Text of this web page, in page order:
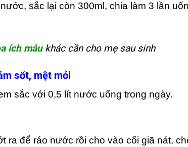
sắc lại còn 300ml, chia làm 3 lần
ích mẫukhác cần cho mẹ sau sinh
sốt, mệt mỏi
sắc với 0,5 lít nước uống trong ngày.
ra để ráo nước rồi cho vào cối giã nát,